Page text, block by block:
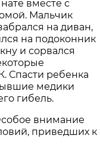
вместе с
Мальчик
на диван,
на подоконник
и сорвался
Спасти ребенка
медики
гибель.
внимание
приведших к